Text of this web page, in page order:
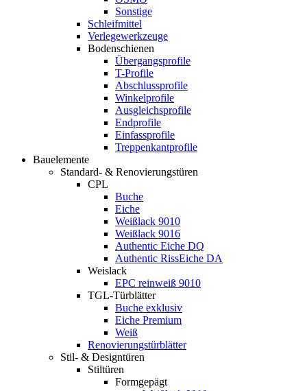
Sonstige
Schleifmittel
Verlegewerkzeuge
Bodenschienen
Übergangsprofile
T-Profile
Abschlussprofile
Winkelprofile
Ausgleichsprofile
Endprofile
Einfassprofile
Treppenkantprofile
Bauelemente
Standard- & Renovierungstüren
CPL
Buche
Eiche
Weißlack 9010
Weißlack 9016
Authentic Eiche DQ
Authentic RissEiche DA
Weislack
EPC reinweiß 9010
TGL-Türblätter
Buche exklusiv
Eiche Premium
Weiß
Renovierungstürblätter
Stil- & Designtüren
Stiltüren
Formgepägt